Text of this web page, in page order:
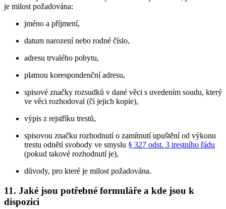
je milost požadována:
jméno a příjmení,
datum narození nebo rodné číslo,
adresu trvalého pobytu,
platnou korespondenční adresu,
spisové značky rozsudků v dané věci s uvedením soudu, který
ve věci rozhodoval (či jejich kopie),
výpis z rejstříku trestů,
spisovou značku rozhodnutí o zamítnutí upuštění od výkonu
trestu odnětí svobody ve smyslu § 327 odst. 3 trestního řádu
(pokud takové rozhodnutí je),
důvody, pro které je milost požadována.
11. Jaké jsou potřebné formuláře a kde jsou k
dispozici